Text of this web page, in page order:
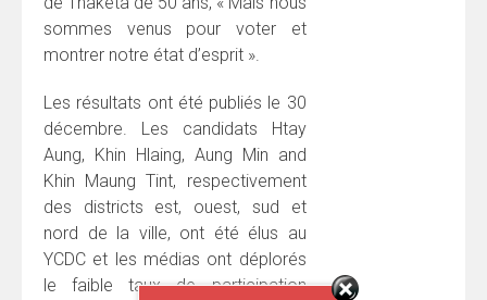
sommes venus pour voter et
montrer notre état d’esprit ».
Les résultats ont été publiés le 30
décembre. Les candidats Htay
Aung, Khin Hlaing, Aung Min and
Khin Maung Tint, respectivement
des districts est, ouest, sud et
nord de la ville, ont été élus au
YCDC et les médias ont déplorés
le faible taux de participation